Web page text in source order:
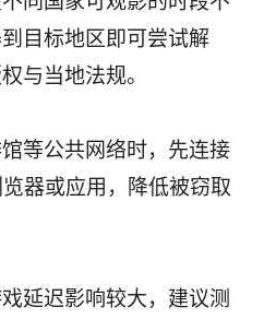
目标地区即可尝试解
与当地法规。
等公共网络时，先连接
器或应用，降低被窃取
延迟影响较大，建议测